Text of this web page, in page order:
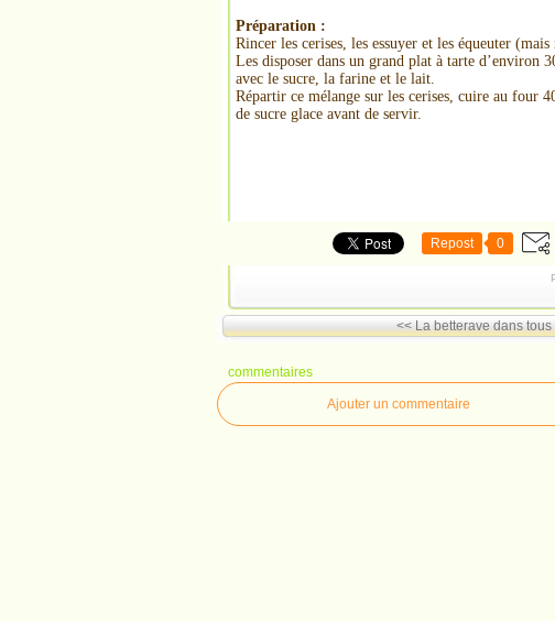
Préparation :
Rincer les cerises, les essuyer et les équeuter
Les disposer dans un grand plat à tarte d’environ
avec le sucre, la farine et le lait.
Répartir ce mélange sur les cerises, cuire au four
de sucre glace avant de servir.
Repost 0
<< La betterave dans tous
commentaires
Ajouter un commentaire